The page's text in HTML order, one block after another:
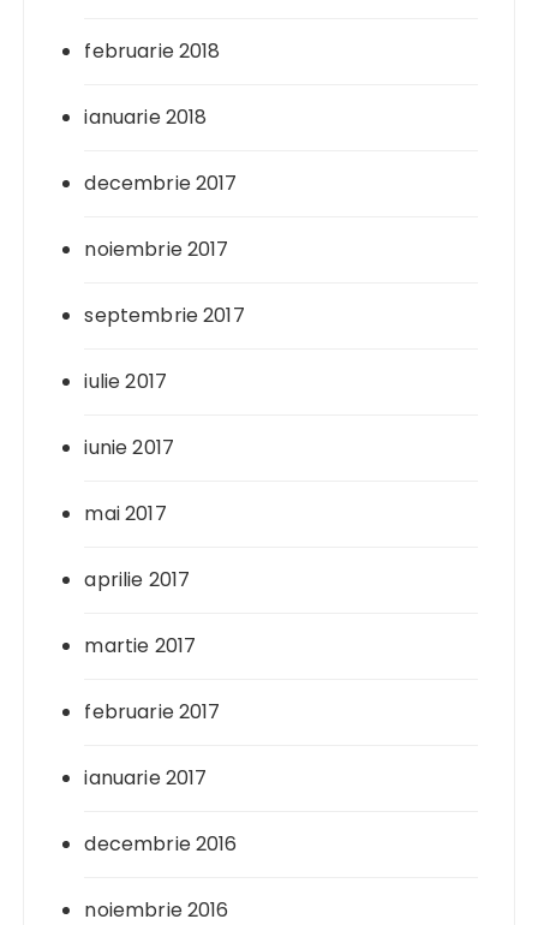
februarie 2018
ianuarie 2018
decembrie 2017
noiembrie 2017
septembrie 2017
iulie 2017
iunie 2017
mai 2017
aprilie 2017
martie 2017
februarie 2017
ianuarie 2017
decembrie 2016
noiembrie 2016